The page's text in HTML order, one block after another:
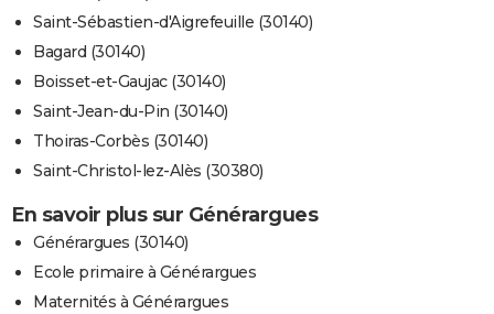
Saint-Sébastien-d'Aigrefeuille (30140)
Bagard (30140)
Boisset-et-Gaujac (30140)
Saint-Jean-du-Pin (30140)
Thoiras-Corbès (30140)
Saint-Christol-lez-Alès (30380)
En savoir plus sur Générargues
Générargues (30140)
Ecole primaire à Générargues
Maternités à Générargues